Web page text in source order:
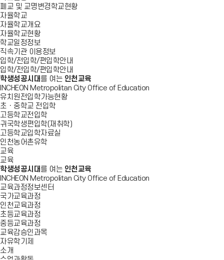
폐교 및 교명변경학교현황
자율학교
자율학교개요
자율학교현황
학교일정정보
직속기관 이용정보
입학/전입학/편입학안내
입학/전입학/편입학안내
학생성공시대 를 여는 인천교육
INCHEON Metropolitan City Office of Education
유치원전입학가능현황
초ㆍ중학교 전입학
고등학교전입학
귀국학생편입학(재취학)
고등학교입학자료실
인천농어촌유학
교육
교육
학생성공시대 를 여는 인천교육
INCHEON Metropolitan City Office of Education
교육과정정보센터
국가교육과정
인천교육과정
초등교육과정
중등교육과정
교육감승인과목
자유학기제
소개